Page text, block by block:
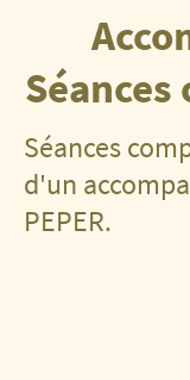
Séances
d'un
PEPER.